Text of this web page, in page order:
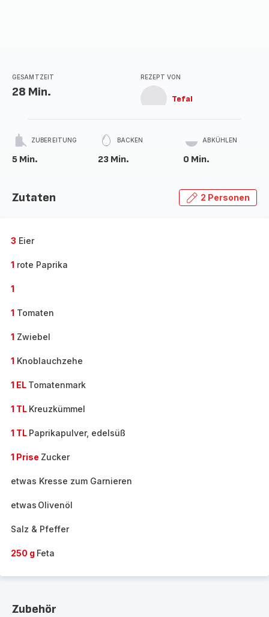
GESAMTZEIT
28 Min.
REZEPT VON
Tefal
ZUBEREITUNG
5 Min.
BACKEN
23 Min.
ABKÜHLEN
0 Min.
Zutaten 2 Personen
3 Eier
1 rote Paprika
1
1 Tomaten
1 Zwiebel
1 Knoblauchzehe
1 EL Tomatenmark
1 TL Kreuzkümmel
1 TL Paprikapulver, edelsüß
1 Prise Zucker
etwas Kresse zum Garnieren
etwas Olivenöl
Salz & Pfeffer
250 g Feta
Zubehör